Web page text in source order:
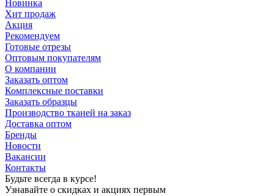
Новинка
Хит продаж
Акция
Рекомендуем
Готовые отрезы
Оптовым покупателям
О компании
Заказать оптом
Комплексные поставки
Заказать образцы
Производство тканей на заказ
Доставка оптом
Бренды
Новости
Вакансии
Контакты
Будьте всегда в курсе!
Узнавайте о скидках и акциях первым